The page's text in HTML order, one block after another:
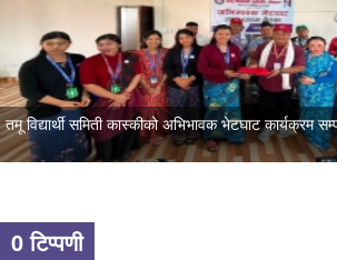
तमू विद्यार्थी समिती कास्कीको अभिभावक भेटघाट कार्यक्रम
0 टिप्पणी